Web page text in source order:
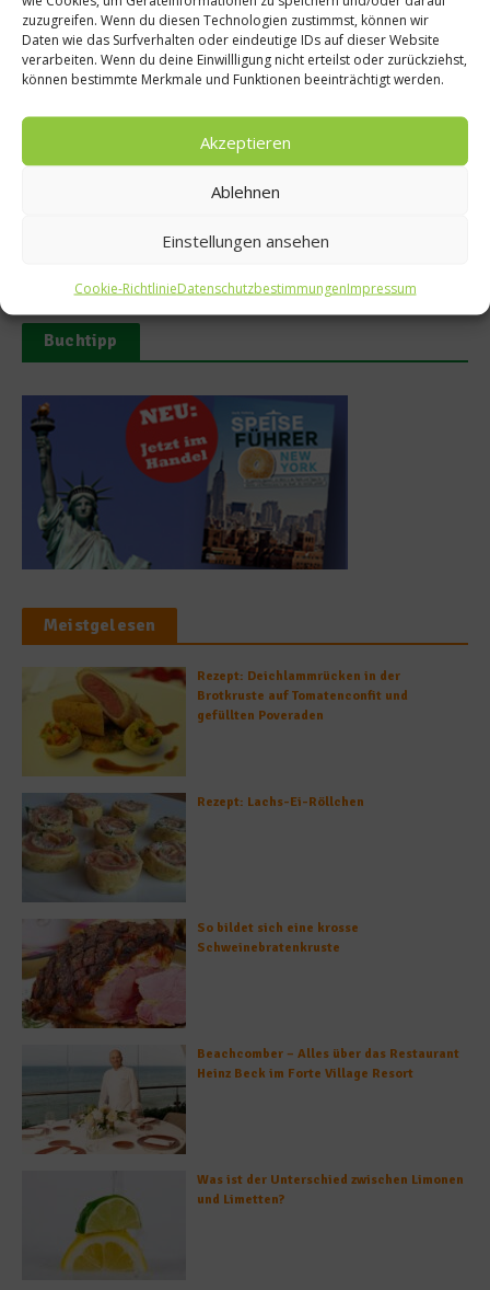
zuzugreifen. Wenn du diesen Technologien zustimmst, können wir
Daten wie das Surfverhalten oder eindeutige IDs auf dieser Website
verarbeiten. Wenn du deine Einwillligung nicht erteilst oder zurückziehst,
können bestimmte Merkmale und Funktionen beeinträchtigt werden.
Akzeptieren
Ablehnen
Einstellungen ansehen
Cookie-RichtlinieDatenschutzbestimmungenImpressum
Ähnliche Beiträge
Kaiserschnecke: Zwischen
Nachhaltigkeit
Buchtipp
Meistgelesen
Rezept: Deichlammrücken in der
Brotkruste auf Tomatenconfit und
gefüllten Poveraden
Rezept: Lachs-Ei-Röllchen
So bildet sich eine krosse
Schweinebratenkruste
Beachcomber – Alles über das Restaurant
Heinz Beck im Forte Village Resort
Was ist der Unterschied zwischen Limonen
und Limetten?